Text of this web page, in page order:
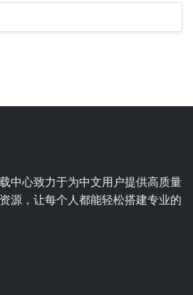
中心致力于为中文用户提供高质量
源，让每个人都能轻松搭建专业的